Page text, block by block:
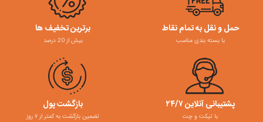
حمل و نقل به تمام نقاط
با بسته بندی مناسب
برترین تخفیف ها
بیش از 20 درصد
پشتیبانی آنلاین ۲۴/۷
با تیکت و چت
بازگشت پول
تضمین بازگشت به کمتر از ۷ روز